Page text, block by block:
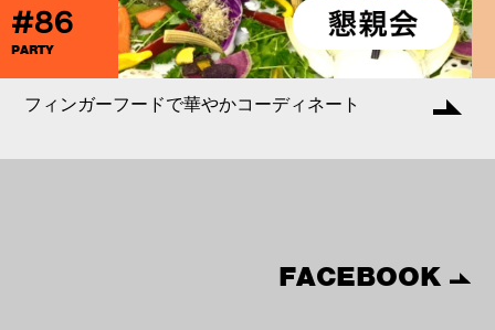
#86
PARTY
フィンガーフードで華やかコーディネート
FACEBOOK